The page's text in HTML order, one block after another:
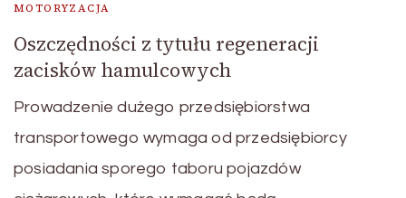
MOTORYZACJA
Oszczędności z tytułu regeneracji
zacisków hamulcowych
Prowadzenie dużego przedsiębiorstwa
transportowego wymaga od przedsiębiorcy
posiadania sporego taboru pojazdów